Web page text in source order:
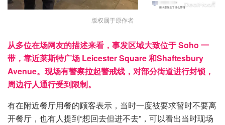
版权属于原作者
从多位在场网友的描述来看，事发区域大致位于 Soho 一
带，靠近莱斯特广场 Leicester Square 和Shaftesbury
Avenue。现场有警察拉起警戒线，对部分街道进行封锁，
周边行人通行受到限制。
有在附近餐厅用餐的顾客表示，当时一度被要求暂时不要离
开餐厅，也有人提到“想回去但进不去”，可以看出当时现场